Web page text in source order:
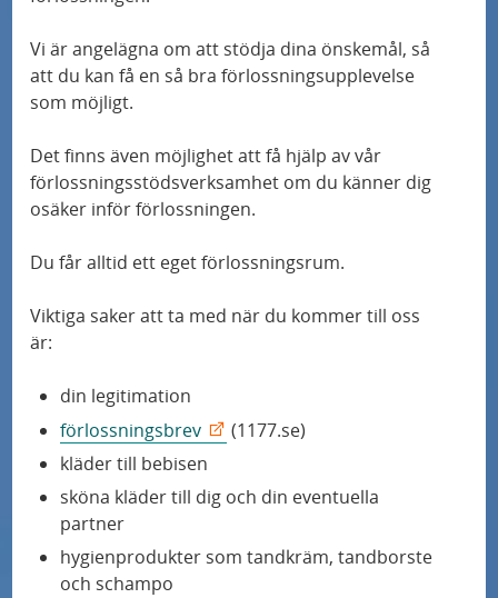
Vi är angelägna om att stödja dina önskemål, så
att du kan få en så braförlossningsupplevelse
som möjligt.
Det finns även möjlighet att få hjälp av vår
förlossningsstödsverksamhet om du känner dig
osäker införförlossningen.
Du får alltid ett egetförlossningsrum.
Viktiga saker att ta med när du kommer till oss
är:
din legitimation
förlossningsbrev
(1177.se)
kläder till bebisen
sköna kläder till dig och din eventuella
partner
hygienprodukter som tandkräm, tandborste
och schampo